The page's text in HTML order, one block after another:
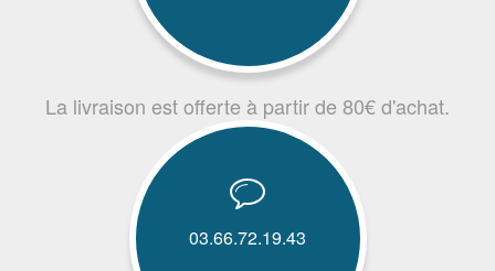
La livraison est offerte à partir de 80€ d'achat.
03.66.72.19.43